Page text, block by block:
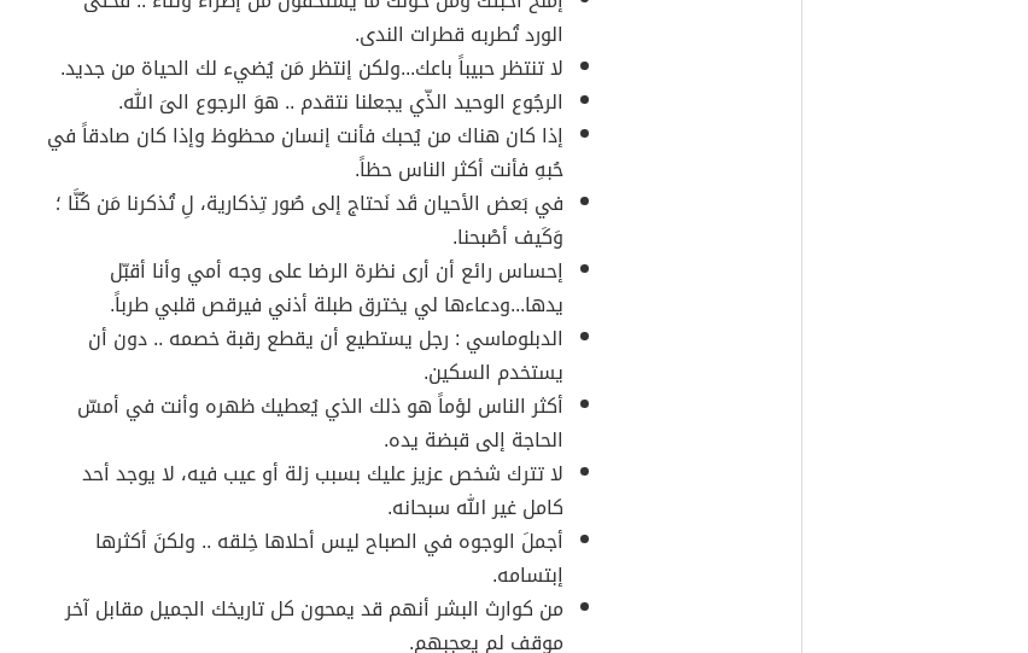
الورد تُطربه قطرات الندى.
لا تنتظر حبيباً باعك...ولكن إنتظر مَن يُضيء لك الحياة من جديد.
الرجُوع الوحيد الذّي يجعلنا نتقدم .. هوَ الرجوع الىَ الله.
إذا كان هناك من يُحبك فأنت إنسان محظوظ وإذا كان صادقاً في
حُبهِ فأنت أكثر الناس حظاً.
في بَعض الأحيان قَد نَحتاج إلى صُور تِذكارية، لِ تُذكرنا مَن كُنَّا ؛
وَكَيف أصْبحنا.
إحساس رائع أن أرى نظرة الرضا على وجه أمي وأنا أقبّل
يدها...ودعاءها لي يخترق طبلة أذني فيرقص قلبي طرباً.
الدبلوماسي : رجل يستطيع أن يقطع رقبة خصمه .. دون أن
يستخدم السكين.
أكثر الناس لؤماً هو ذلك الذي يُعطيك ظهره وأنت في أمسّ
الحاجة إلى قبضة يده.
لا تترك شخص عزيز عليك بسبب زلة أو عيب فيه، لا يوجد أحد
كامل غير الله سبحانه.
أجملَ الوجوه في الصباح ليس أحلاها خِلقه .. ولكنَ أكثرها
إبتسامه.
من كوارث البشر أنهم قد يمحون كل تاريخك الجميل مقابل آخر
موقف لم يعجبهم.